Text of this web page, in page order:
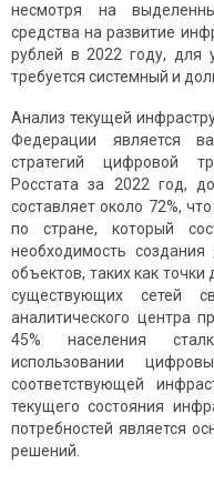
несмотря на
средства на развитие
рублей в 2022 году, для
требуется системный и
Анализ текущей
Федерации является
стратегий цифровой
Росстата за 2022 год,
составляет около 72%,
по стране, который
необходимость создания
объектов, таких как
существующих сетей
аналитического центра
45% населения
использовании
соответствующей
текущего состояния
потребностей является
решений.